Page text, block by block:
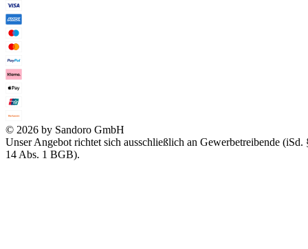
© 2026 by Sandoro GmbH
Unser Angebot richtet sich ausschließlich an Gewerbetreibende (iSd.
14 Abs. 1 BGB).